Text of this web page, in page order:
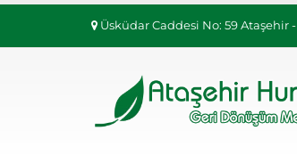
Üsküdar Caddesi No: 59 Ataşehir